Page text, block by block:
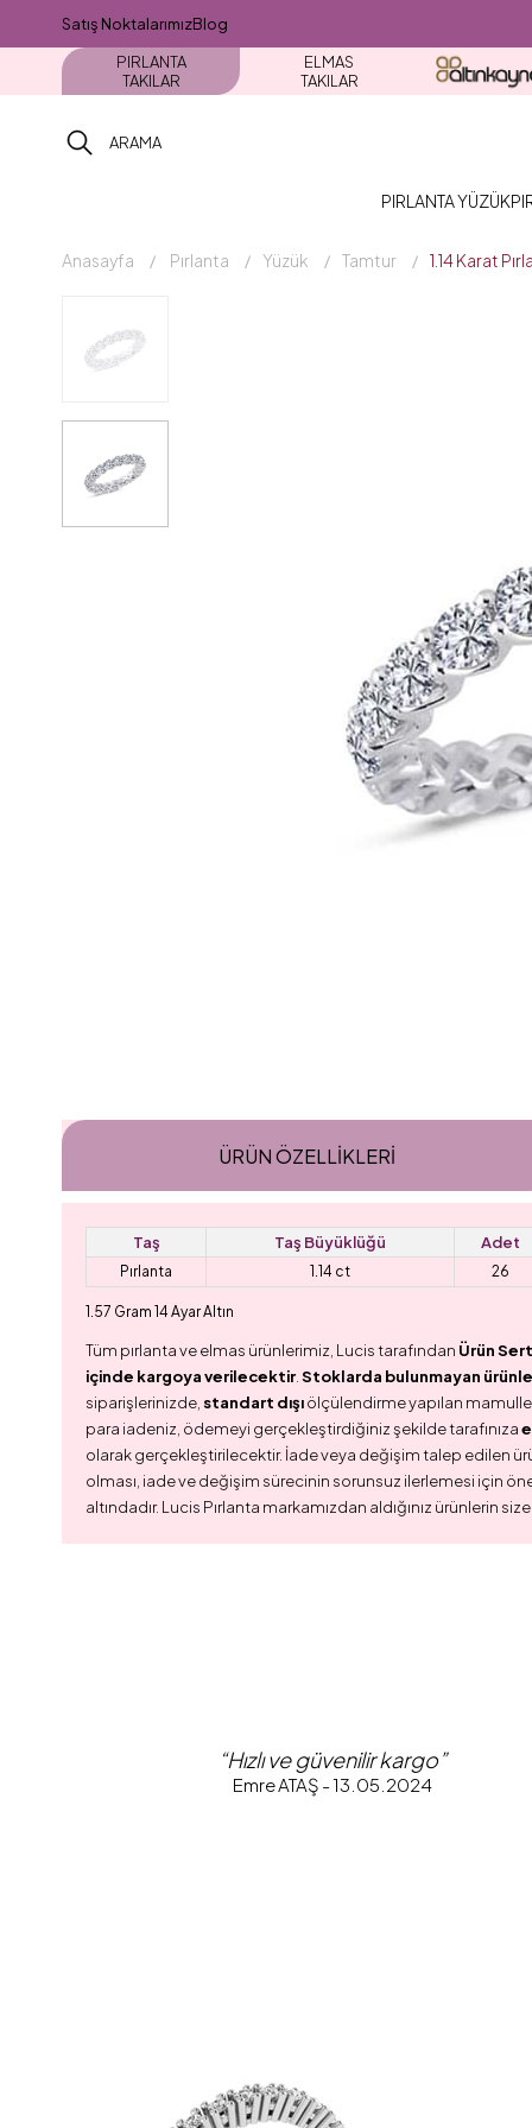
Satış NoktalarımızBlog
PIRLANTA
TAKILAR
ELMAS
TAKILAR
PIRLANTA YÜZÜK
Anasayfa Pırlanta Yüzük Tamtur 1.14 Karat
ÜRÜN ÖZELLIKLERI
Taş Taş Büyüklüğü Adet
Pırlanta 1.14 ct 26
1.57 Gram 14 Ayar Altın
Tüm pırlanta ve elmas ürünlerimiz, Lucis tarafından Ürün
içinde kargoya verilecektir. Stoklarda bulunmayan
siparişlerinizde, standart dışıölçülendirme yapılan
para iadeniz, ödemeyi gerçekleştirdiğiniz şekilde tarafınıza
olarak gerçekleştirilecektir. İade veya değişim talep edilen
olması, iade ve değişim sürecinin sorunsuz ilerlemesi için
altındadır. Lucis Pırlanta markamızdan aldığınız ürünlerin
“Hızlı ve güvenilir kargo”
Emre ATAŞ - 13.05.2024